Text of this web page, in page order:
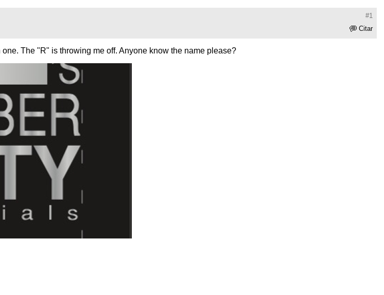
#1
Citar
The "R" is throwing me off. Anyone know the name please?